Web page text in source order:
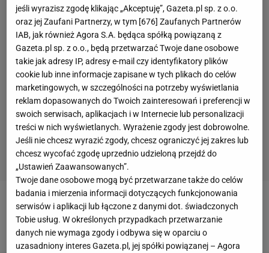
Tak w minionym sezonie strzelał bramki Cristiano
Ronaldo:
jeśli wyrazisz zgodę klikając „Akceptuję”, Gazeta.pl sp. z o.o.
oraz jej Zaufani Partnerzy, w tym [676] Zaufanych Partnerów
IAB, jak również Agora S.A. będąca spółką powiązaną z
Gazeta.pl sp. z o.o., będą przetwarzać Twoje dane osobowe
takie jak adresy IP, adresy e-mail czy identyfikatory plików
cookie lub inne informacje zapisane w tych plikach do celów
marketingowych, w szczególności na potrzeby wyświetlania
reklam dopasowanych do Twoich zainteresowań i preferencji w
swoich serwisach, aplikacjach i w Internecie lub personalizacji
treści w nich wyświetlanych. Wyrażenie zgody jest dobrowolne.
Jeśli nie chcesz wyrazić zgody, chcesz ograniczyć jej zakres lub
chcesz wycofać zgodę uprzednio udzieloną przejdź do
„Ustawień Zaawansowanych”.
Twoje dane osobowe mogą być przetwarzane także do celów
badania i mierzenia informacji dotyczących funkcjonowania
serwisów i aplikacji lub łączone z danymi dot. świadczonych
Tobie usług. W określonych przypadkach przetwarzanie
danych nie wymaga zgody i odbywa się w oparciu o
uzasadniony interes Gazeta.pl, jej spółki powiązanej – Agora